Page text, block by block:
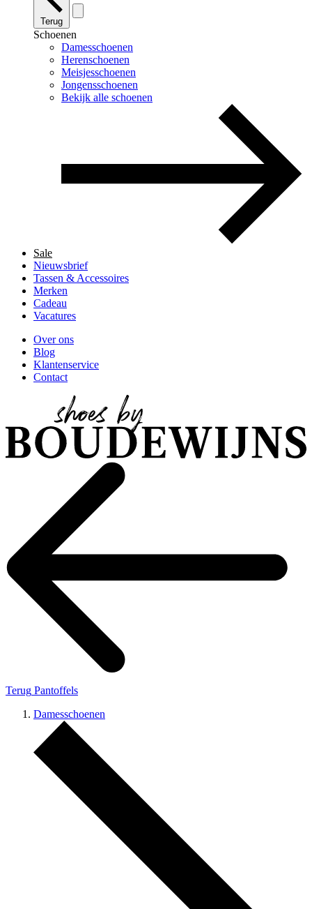
Terug
Schoenen
Damesschoenen
Herenschoenen
Meisjesschoenen
Jongensschoenen
Bekijk alle schoenen
Sale
Nieuwsbrief
Tassen & Accessoires
Merken
Cadeau
Vacatures
Over ons
Blog
Klantenservice
Contact
Terug Pantoffels
Damesschoenen